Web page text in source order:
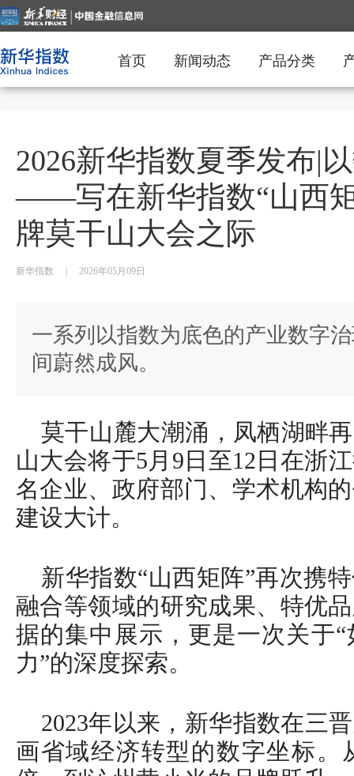
首页 新闻动态 产品分类
2026新华指数夏季发布|
——写在新华指数“山西
牌莫干山大会之际
新华指数 2026年05月09日
一系列以指数为底色的产业数字
间蔚然成风。
莫干山麓大潮涌，凤栖湖畔
山大会将于5月9日至12日在浙
名企业、政府部门、学术机构
建设大计。
新华指数“山西矩阵”再次携
融合等领域的研究成果、特优
据的集中展示，更是一次关于
力”的深度探索。
2023年以来，新华指数在三
画省域经济转型的数字坐标。